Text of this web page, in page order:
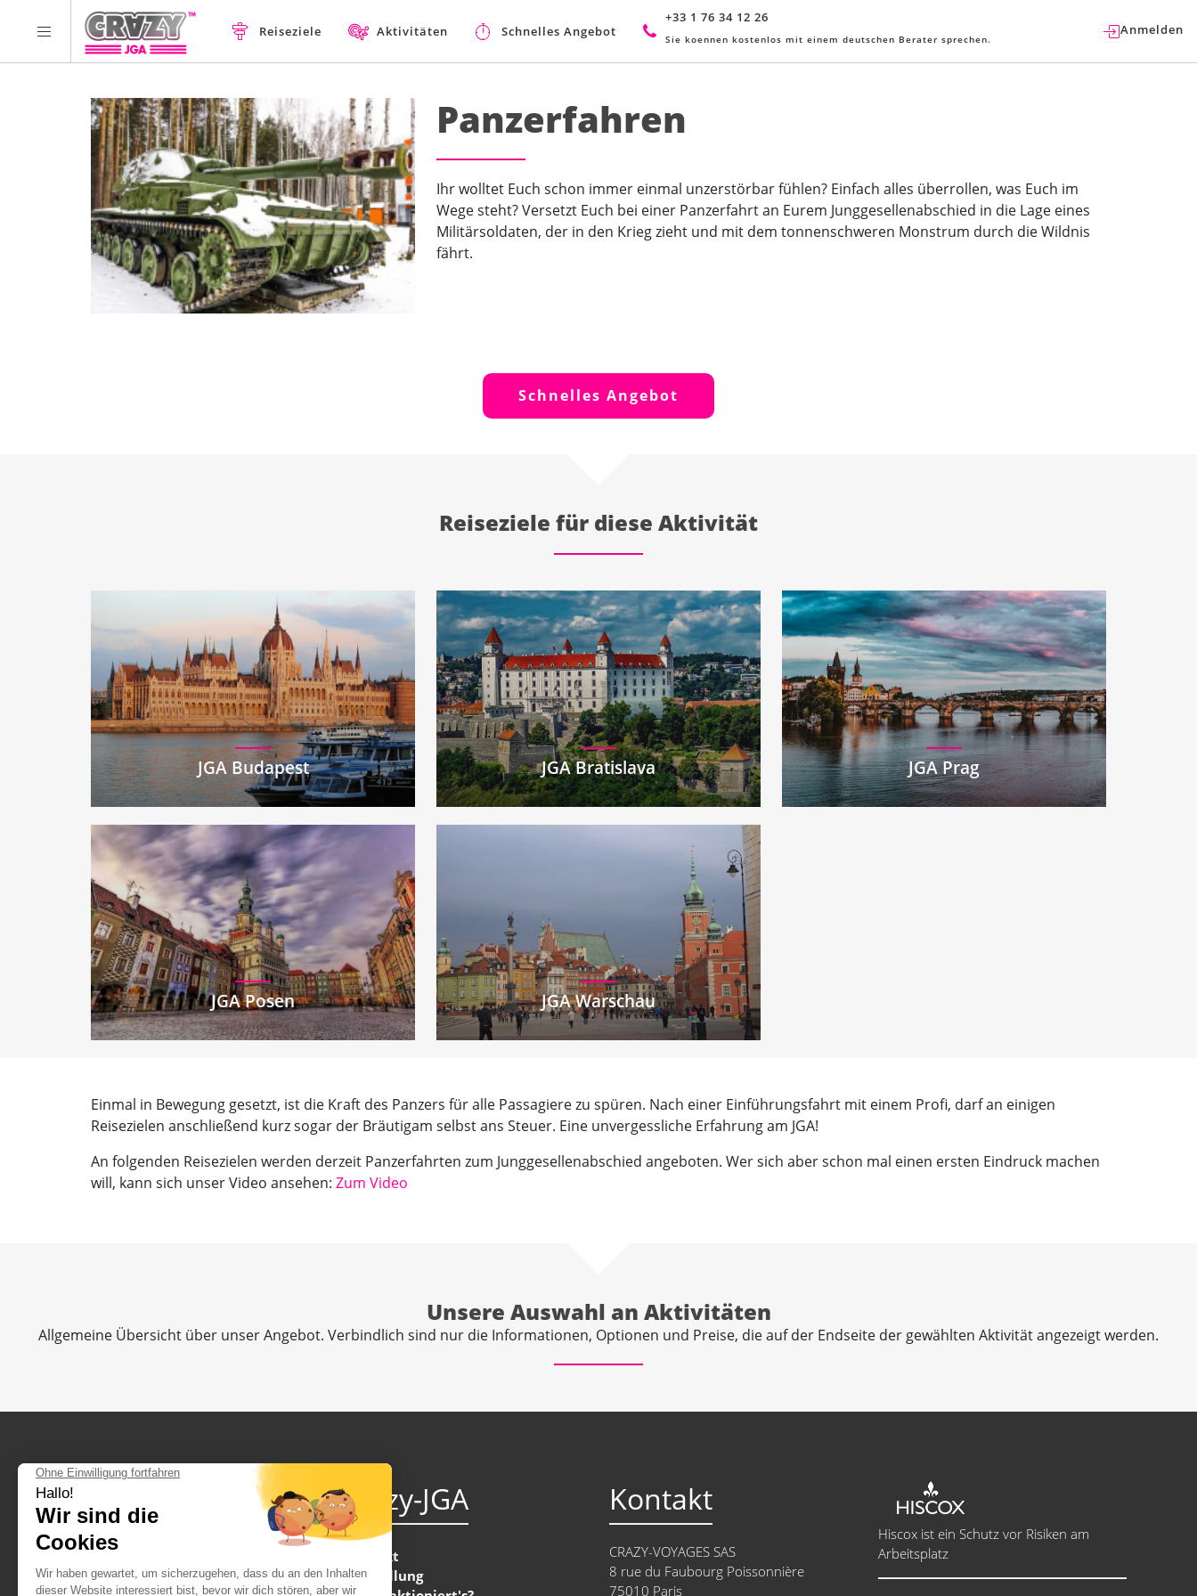
Reiseziele Aktivitäten Schnelles Angebot
+33 1 76 34 12 26
Sie koennen kostenlos mit einem deutschen Berater sprechen.
Anmelden
Panzerfahren
Ihr wolltet Euch schon immer einmal unzerstörbar fühlen? Einfach alles überrollen, was Euch im
Wege steht? Versetzt Euch bei einer Panzerfahrt an Eurem Junggesellenabschied in die Lage eines
Militärsoldaten, der in den Krieg zieht und mit dem tonnenschweren Monstrum durch die Wildnis
fährt.
Schnelles Angebot
Reiseziele für diese Aktivität
JGA Budapest JGA Bratislava JGA Prag
JGA Posen JGA Warschau
Einmal in Bewegung gesetzt, ist die Kraft des Panzers für alle Passagiere zu spüren. Nach einer Einführungsfahrt mit einem Profi, darf an einigen
Reisezielen anschließend kurz sogar der Bräutigam selbst ans Steuer. Eine unvergessliche Erfahrung am JGA!
An folgenden Reisezielen werden derzeit Panzerfahrten zum Junggesellenabschied angeboten. Wer sich aber schon mal einen ersten Eindruck machen
will, kann sich unser Video ansehen: Zum Video
Unsere Auswahl an Aktivitäten
Allgemeine Übersicht über unser Angebot. Verbindlich sind nur die Informationen, Optionen und Preise, die auf der Endseite der gewählten Aktivität angezeigt werden.
Partnerwebseiten
Crazy-EVG
Crazy-evjF
Crazy-JGA
Kontakt
Darstellung
Kontakt
CRAZY-VOYAGES SAS
8 rue du Faubourg Poissonnière
75010 Paris
Hiscox ist ein Schutz vor Risiken am
Arbeitsplatz